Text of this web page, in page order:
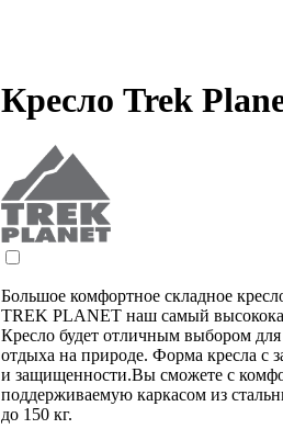
Кресло Trek
Большое комфортное складное
TREK PLANET наш самый
Кресло будет отличным выбором
отдыха на природе. Форма кресла с
и защищенности.Вы сможете с
поддерживаемую каркасом из
до 150 кг.